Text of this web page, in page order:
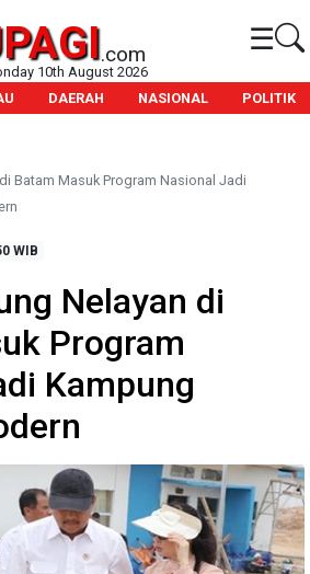
.com ☰
10th August 2026
DAERAH NASIONAL POLITIK
Batam Masuk Program Nasional Jadi
WIB
Nelayan di
Program
Kampung